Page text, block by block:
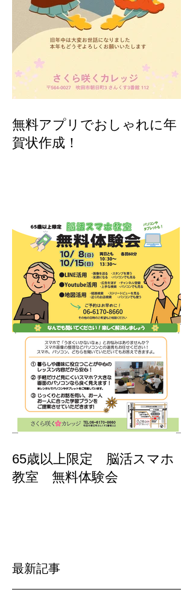
無料アプリでおしゃれに年
賀状作成！
65歳以上限定 脳活スマホ
教室 無料体験会
最新記事